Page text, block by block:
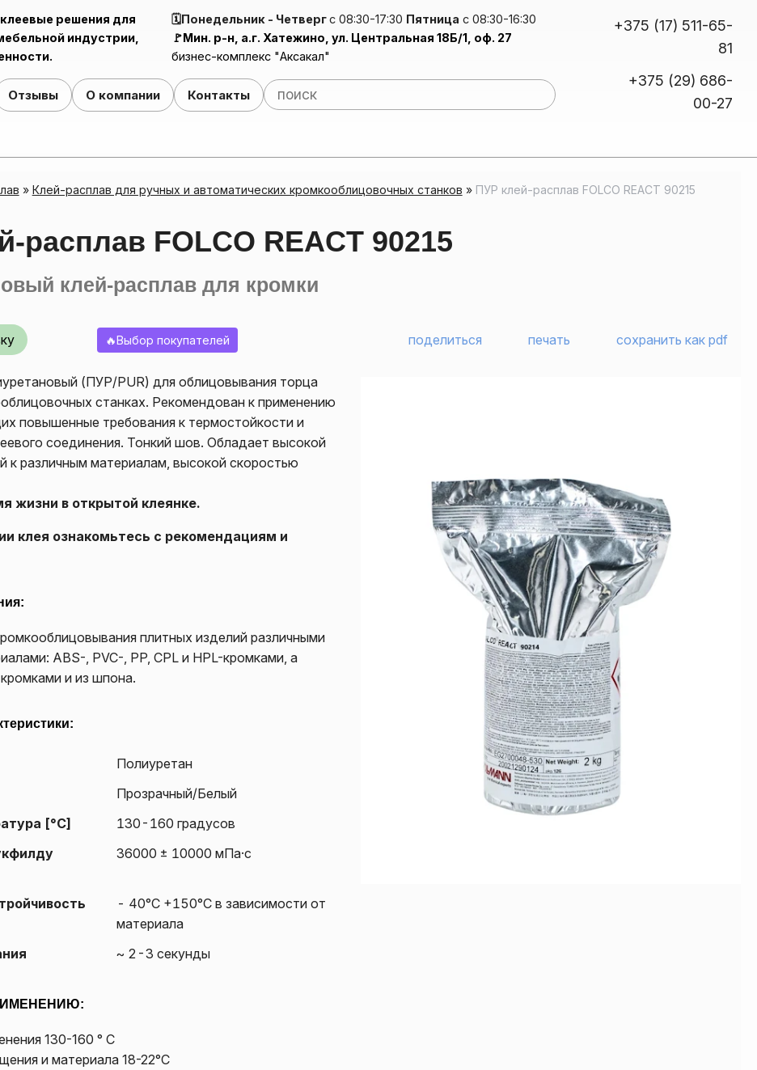
решения для
индустрии,
🗓️Понедельник - Четвергс 08:30-17:30 Пятница с 08:30-16:30
🚩Мин. р-н, а.г. Хатежино, ул. Центральная 18Б/1, оф. 27
бизнес-комплекс "Аксакал"
Отзывы О компании Контакты
+375 (17) 511-65-
81
+375 (29) 686-
00-27
» Клей-расплав для ручных и автоматических кромкооблицовочных станков » ПУР клей-расплав FOLCO REACT 90215
расплав FOLCO REACT 90215
клей-расплав для кромки
🔥Выбор покупателей поделиться печать сохранить как pdf
(ПУР/PUR) для облицовывания торца
станках. Рекомендован к применению
повышенные требования к термостойкости и
соединения. Тонкий шов. Обладает высокой
к различным материалам, высокой скоростью
жизни в открытой клеянке.
клея ознакомьтесь с рекомендациям и
плитных изделий различными
ABS-, PVC-, PP, CPL и HPL-кромками, а
и из шпона.
Полиуретан
Прозрачный/Белый
[°C]
130-160 градусов
36000 ± 10000 мПа·с
- 40°С +150°С в зависимости от
материала
~ 2-3 секунды
130-160 ° С
и материала 18-22°С